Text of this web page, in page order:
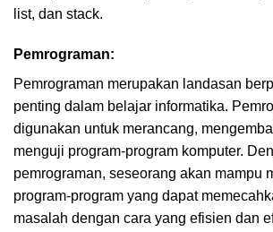
list, dan stack.
Pemrograman:
Pemrograman merupakan landasan
penting dalam belajar informatika.
digunakan untuk merancang,
menguji program-program komputer.
pemrograman, seseorang akan mampu
program-program yang dapat
masalah dengan cara yang efisien dan